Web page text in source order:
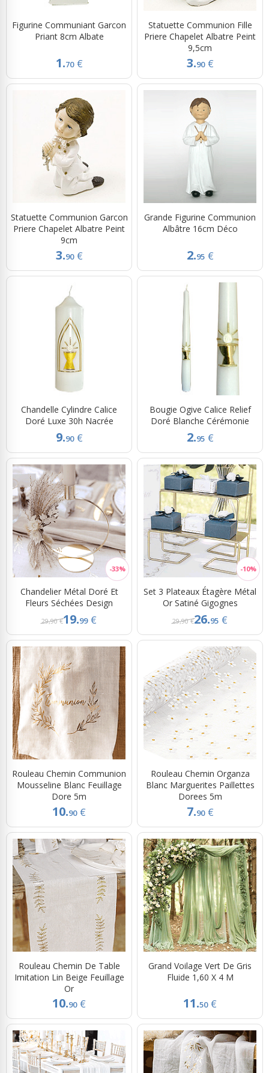
Figurine Communiant Garcon
Priant 8cm Albate
1.70 €
Statuette Communion Fille
Priere Chapelet Albatre Peint
9,5cm
3.90 €
Statuette Communion Garcon
Priere Chapelet Albatre Peint
9cm
3.90 €
Grande Figurine Communion
Albâtre 16cm Déco
2.95 €
Chandelle Cylindre Calice
Doré Luxe 30h Nacrée
9.90 €
Bougie Ogive Calice Relief
Doré Blanche Cérémonie
2.95 €
Chandelier Métal Doré Et
Fleurs Séchées Design
29,90 €19.99 €
Set 3 Plateaux Étagère Métal
Or Satiné Gigognes
29,90 €26.95 €
Rouleau Chemin Communion
Mousseline Blanc Feuillage
Dore 5m
10.90 €
Rouleau Chemin Organza
Blanc Marguerites Paillettes
Dorees 5m
7.90 €
Rouleau Chemin De Table
Imitation Lin Beige Feuillage
Or
10.90 €
Grand Voilage Vert De Gris
Fluide 1,60 X 4 M
11.50 €